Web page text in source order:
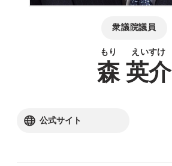
衆議院議員
森 英介
公式サイト
別ウィンドウリンク